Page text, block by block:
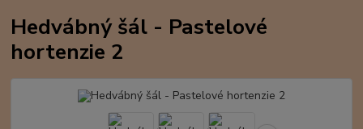
Hedvábný šál - Pastelové
hortenzie 2